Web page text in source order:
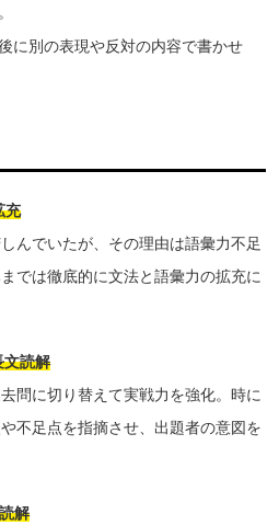
に別の表現や反対の内容で書かせ
充
んでいたが、その理由は語彙力不足
では徹底的に文法と語彙力の拡充に
文読解
問に切り替えて実戦力を強化。時に
不足点を指摘させ、出題者の意図を
解